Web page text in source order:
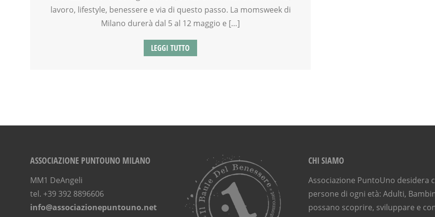
lavoro, lifestyle, benessere e via di questo passo. La momsweek di
Milano durerà dal 5 al 12 maggio e […]
LEGGI TUTTO
ASSOCIAZIONE PUNTOUNO MILANO
MM1 DeAngeli
tel. +39 392 8896606
info@associazionepuntouno.net
CHI SIAMO
Associazione PuntoUno desidera
persone di ogni età: Adulti,
possano scoprire, sviluppare e